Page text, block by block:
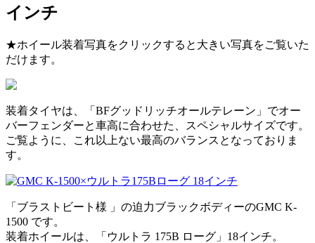
インチ
★ホイール装着写真をクリックすると大きい写真をご覧いた
だけます。
装着タイヤは、「BFグッドリッチオールテレーン」でオー
バーフェンダーと車高に合わせた、スペシャルサイズです。
ご覧ように、これ以上ない最高のバランスとなっておりま
す。
「ブラストビート様 」の迫力ブラックボディーのGMC K-
1500 です。
装着ホイールは、「ウルトラ 175B ローグ」18インチ。